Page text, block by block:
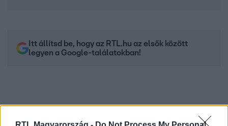
Itt állítsd be, hogy az RTL.hu az elsők között
legyen a Google-találatokban!